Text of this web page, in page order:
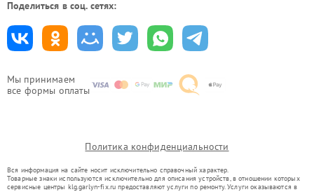
Мы принимаем
все формы оплаты
Поделиться в соц. сетях:
Политика конфиденциальности
Вся информация на сайте носит исключительно справочный характер.
Товарные знаки используются исключительно для описания устройств, в отношении которых
сервисные центры klg.garlyn-fix.ru предоставляют услуги по ремонту. Услуги оказываются в